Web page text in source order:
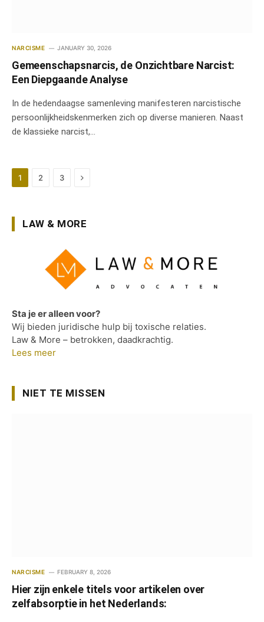
NARCISME JANUARY 30, 2026
Gemeenschapsnarcis, de Onzichtbare Narcist:
Een Diepgaande Analyse
In de hedendaagse samenleving manifesteren narcistische
persoonlijkheidskenmerken zich op diverse manieren. Naast
de klassieke narcist,…
1 2 3 Next
LAW & MORE
Sta je er alleen voor?
Wij bieden juridische hulp bij toxische relaties.
Law & More – betrokken, daadkrachtig.
Lees meer
NIET TE MISSEN
NARCISME FEBRUARY 8, 2026
Hier zijn enkele titels voor artikelen over
zelfabsorptie in het Nederlands: